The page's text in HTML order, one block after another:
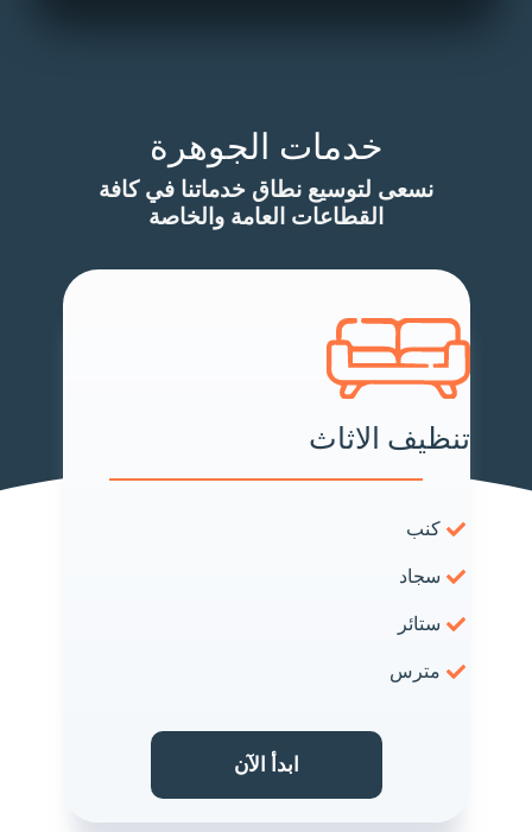
خدمات الجوهرة
نسعى لتوسيع نطاق خدماتنا في كافة
القطاعات العامة والخاصة
تنظيف الاثاث
كنب
سجاد
ستائر
مترس
ابدأ الآن